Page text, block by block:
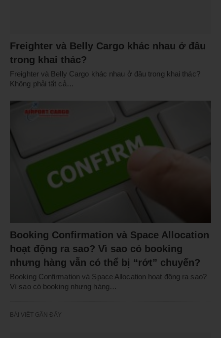
Freighter và Belly Cargo khác nhau ở đâu
trong khai thác?
Freighter và Belly Cargo khác nhau ở đâu trong khai thác?
Không phải tất cả…
Booking Confirmation và Space Allocation
hoạt động ra sao? Vì sao có booking
nhưng hàng vẫn có thể bị “rớt” chuyến?
Booking Confirmation và Space Allocation hoạt động ra sao?
Vì sao có booking nhưng hàng…
BÀI VIẾT GẦN ĐÂY